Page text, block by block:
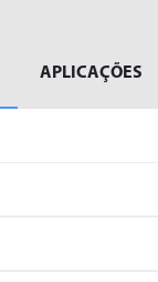
APLICAÇÕES